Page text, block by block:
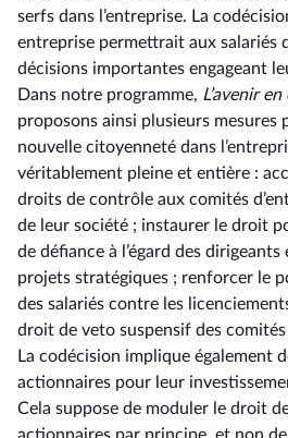
serfs dans l’entreprise. La
entreprise permettrait aux salariés
décisions importantes engageant
Dans notre programme, L’avenir
proposons ainsi plusieurs mesures
nouvelle citoyenneté dans
véritablement pleine et entière :
droits de contrôle aux comités
de leur société ; instaurer le droit
de défiance à l’égard des
projets stratégiques ; renforcer le
des salariés contre les
droit de veto suspensif des comités
La codécision implique également
actionnaires pour leur
Cela suppose de moduler le droit